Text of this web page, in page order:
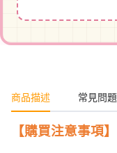
商品描述 常見問題
【購買注意事項】